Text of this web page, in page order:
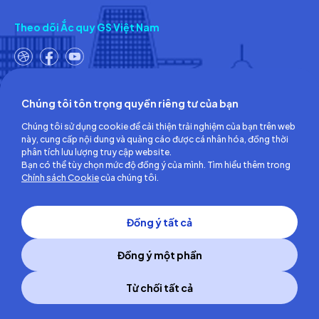
Theo dõi Ắc quy GS Việt Nam
Công ty TNHH Ắc quy GS Việt Nam
Số 18, đường số 3, KCN Việt Nam-Singapore,
Phường Bình Hòa, TP.Hồ Chí Minh, Việt Nam
ĐT: (0274) 3756 360 - Fax: (0274) 3756 362
Giấy chứng nhận đăng ký kinh doanh số: 3700255457 do Sở Kế
hoạch và Đầu tư Tỉnh Bình Dương cấp lần đầu ngày 30/06/2008
Copyright © 2014 GS Battery Vietnam Co., Ltd
Chúng tôi tôn trọng quyền riêng tư của bạn
Chúng tôi sử dụng cookie để cải thiện trải nghiệm của bạn trên web
này, cung cấp nội dung và quảng cáo được cá nhân hóa, đồng thời
phân tích lưu lượng truy cập website.
Bạn có thể tùy chọn mức độ đồng ý của mình. Tìm hiểu thêm trong
Chính sách Cookiecủa chúng tôi.
Đồng ý tất cả
Đồng ý một phần
Từ chối tất cả